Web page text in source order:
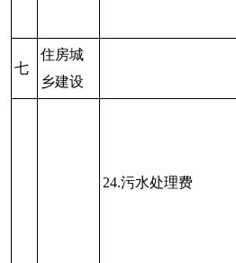
七
住房城
乡建设
24.污水处理费